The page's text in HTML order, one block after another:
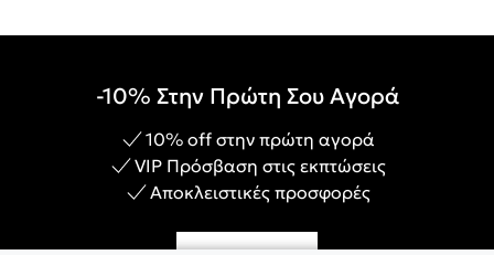
-10% Στην Πρώτη Σου Αγορά
10% off στην πρώτη αγορά
VIP Πρόσβαση στις εκπτώσεις
Αποκλειστικές προσφορές